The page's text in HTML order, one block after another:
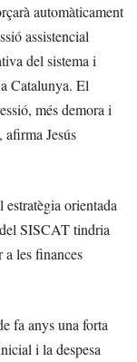
automàticament
assistencial
del sistema i
Catalunya. El
més demora i
afirma Jesús
orientada
SISCAT tindria
a les finances
fa anys una forta
i la despesa